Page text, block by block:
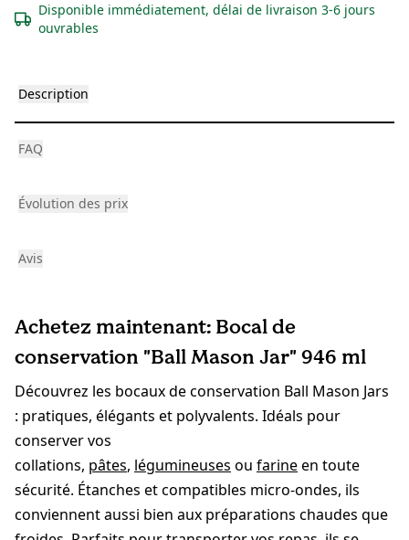
Disponible immédiatement, délai de livraison 3-6 jours
ouvrables
Description
FAQ
Évolution des prix
Avis
Achetez maintenant: Bocal de
conservation "Ball Mason Jar" 946 ml
Découvrez les bocaux de conservation Ball Mason Jars
: pratiques, élégants et polyvalents. Idéals pour
conserver vos
collations, pâtes, légumineuses ou farineen toute
sécurité. Étanches et compatibles micro-ondes, ils
conviennent aussi bien aux préparations chaudes que